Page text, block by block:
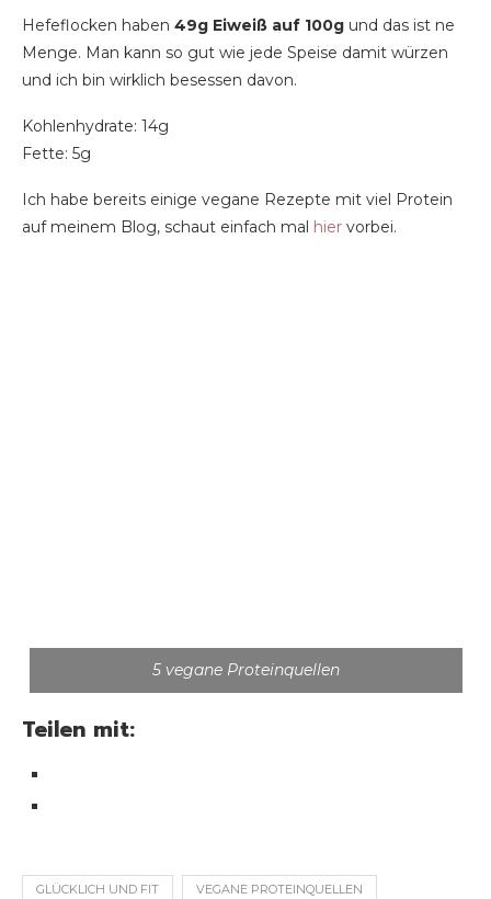
Hefeflocken haben 49g Eiweiß auf 100g und das ist ne
Menge. Man kann so gut wie jede Speise damit würzen
und ich bin wirklich besessen davon.
Kohlenhydrate: 14g
Fette: 5g
Ich habe bereits einige vegane Rezepte mit viel Protein
auf meinem Blog, schaut einfach mal hier vorbei.
5 vegane Proteinquellen
Teilen mit:
GLÜCKLICH UND FIT VEGANE PROTEINQUELLEN